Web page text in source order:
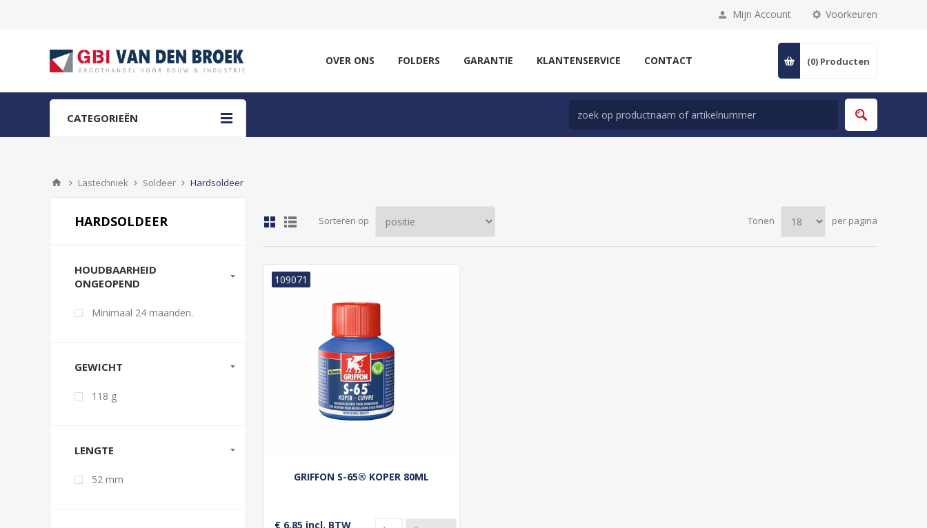
Voorkeuren
Mijn Account
OVER ONS FOLDERS GARANTIE KLANTENSERVICE CONTACT (0) Producten
CATEGORIEËN
Lastechniek Soldeer Hardsoldeer
Sorteren op Tonen per pagina
GRIFFON S-65® KOPER 80ML
109071
€ 6,85 incl. BTW
HARDSOLDEER
HOUDBAARHEID
ONGEOPEND
Minimaal 24 maanden.
GEWICHT
118 g
LENGTE
52 mm